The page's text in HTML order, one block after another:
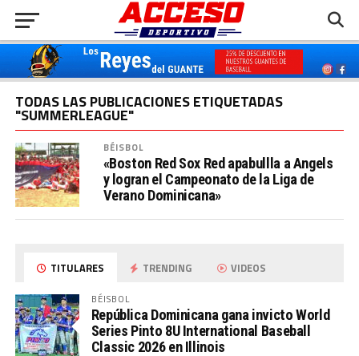
TODAS LAS PUBLICACIONES ETIQUETADAS
"SUMMERLEAGUE"
BÉISBOL
«Boston Red Sox Red apabullla a Angels
y logran el Campeonato de la Liga de
Verano Dominicana»
TITULARES TRENDING VIDEOS
BÉISBOL
República Dominicana gana invicto World
Series Pinto 8U International Baseball
Classic 2026 en Illinois